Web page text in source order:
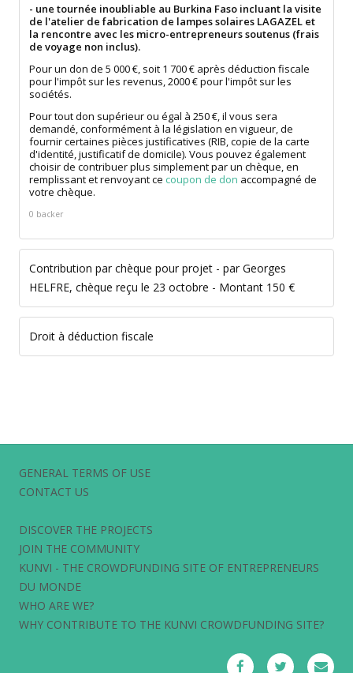
- une tournée inoubliable au Burkina Faso incluant la visite
de l'atelier de fabrication de lampes solaires LAGAZEL et
la rencontre avec les micro-entrepreneurs soutenus (frais
de voyage non inclus).
Pour un don de 5 000 €, soit 1 700 € après déduction fiscale
pour l'impôt sur les revenus, 2000 € pour l'impôt sur les
sociétés.
Pour tout don supérieur ou égal à 250 €, il vous sera
demandé, conformément à la législation en vigueur, de
fournir certaines pièces justificatives (RIB, copie de la carte
d'identité, justificatif de domicile). Vous pouvez également
choisir de contribuer plus simplement par un chèque, en
remplissant et renvoyant ce coupon de don accompagné de
votre chèque.
0 backer
Contribution par chèque pour projet - par Georges
HELFRE, chèque reçu le 23 octobre - Montant 150 €
Droit à déduction fiscale
GENERAL TERMS OF USE
CONTACT US
DISCOVER THE PROJECTS
JOIN THE COMMUNITY
KUNVI - THE CROWDFUNDING SITE OF ENTREPRENEURS
DU MONDE
WHO ARE WE?
WHY CONTRIBUTE TO THE KUNVI CROWDFUNDING SITE?